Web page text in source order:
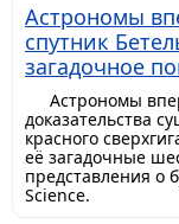
Астрономы
спутник
загадочное
Астрономы
доказательства
красного
её загадочные
представления о
Science.